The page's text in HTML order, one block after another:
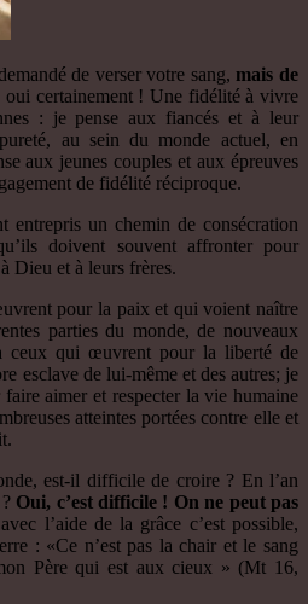
de verser votre sang, mais de
oui certainement ! Une fidélité à vivre
: je pense aux fiancés et à leur
au sein du monde actuel, en
aux jeunes couples et aux épreuves
de fidélité réciproque.
entrepris un chemin de consécration
doivent souvent affronter pour
Dieu et à leurs frères.
pour la paix et qui voient naître
parties du monde, de nouveaux
ceux qui œuvrent pour la liberté de
esclave de lui-même et des autres; je
aimer et respecter la vie humaine
atteintes portées contre elle et
est-il difficile de croire ? En l’an
Oui, c’est difficile ! On ne peut pas
l’aide de la grâce c’est possible,
: «Ce n’est pas la chair et le sang
Père qui est aux cieux » (Mt 16,